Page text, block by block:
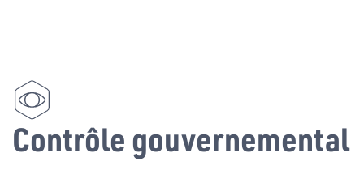
Contrôle gouvernemental